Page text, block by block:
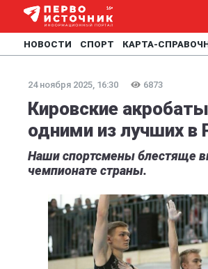
НОВОСТИ СПОРТ КАРТА-
24 ноября 2025, 16:30 6873
Кировские
одними из лучших в
Наши спортсмены блестяще
чемпионате страны.